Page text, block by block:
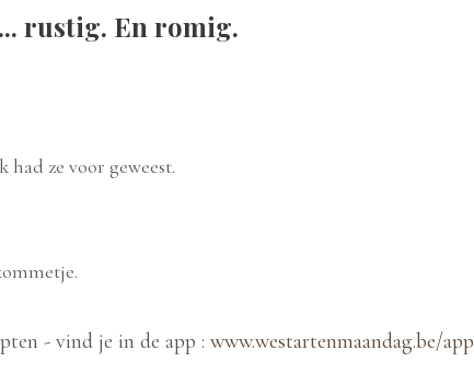
rustig. En romig.
had ze voor geweest.
- vind je in de app : www.westartenmaandag.be/app